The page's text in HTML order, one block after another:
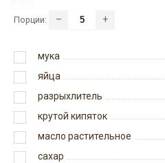
Порции: – +
мука
яйца
разрыхлитель
крутой кипяток
масло растительное
сахар